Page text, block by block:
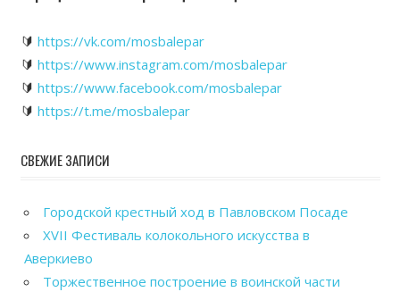
🔰 https://vk.com/mosbalepar
🔰 https://www.instagram.com/mosbalepar
🔰 https://www.facebook.com/mosbalepar
🔰 https://t.me/mosbalepar
СВЕЖИЕ ЗАПИСИ
Городской крестный ход в Павловском Посаде
XVII Фестиваль колокольного искусства в
Аверкиево
Торжественное построение в воинской части